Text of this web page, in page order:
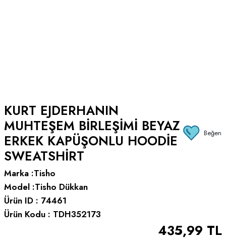
KURT EJDERHANIN
MUHTEŞEM BIRLEŞIMI BEYAZ
ERKEK KAPÜŞONLU HOODIE
SWEATSHIRT
Beğen
Marka :Tisho
Model :Tisho Dükkan
Ürün ID : 74461
Ürün Kodu : TDH352173
435,99 TL